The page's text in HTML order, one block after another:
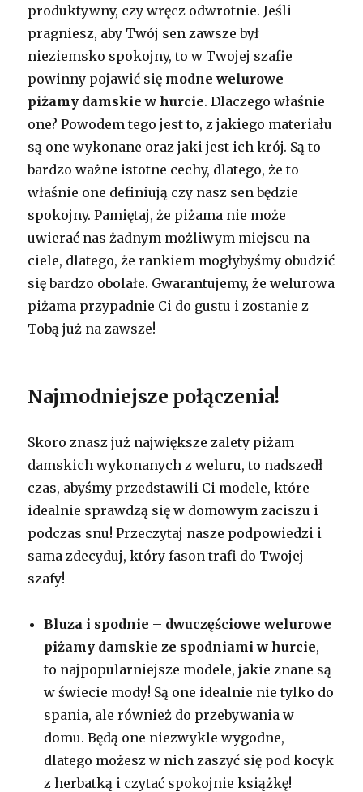
produktywny, czy wręcz odwrotnie. Jeśli
pragniesz, aby Twój sen zawsze był
nieziemsko spokojny, to w Twojej szafie
powinny pojawić się modne welurowe
piżamy damskie w hurcie. Dlaczego właśnie
one? Powodem tego jest to, z jakiego materiału
są one wykonane oraz jaki jest ich krój. Są to
bardzo ważne istotne cechy, dlatego, że to
właśnie one definiują czy nasz sen będzie
spokojny. Pamiętaj, że piżama nie może
uwierać nas żadnym możliwym miejscu na
ciele, dlatego, że rankiem mogłybyśmy obudzić
się bardzo obolałe. Gwarantujemy, że welurowa
piżama przypadnie Ci do gustu i zostanie z
Tobą już na zawsze!
Najmodniejsze połączenia!
Skoro znasz już największe zalety piżam
damskich wykonanych z weluru, to nadszedł
czas, abyśmy przedstawili Ci modele, które
idealnie sprawdzą się w domowym zaciszu i
podczas snu! Przeczytaj nasze podpowiedzi i
sama zdecyduj, który fason trafi do Twojej
szafy!
Bluza i spodnie – dwuczęściowe welurowe
piżamy damskie ze spodniami w hurcie,
to najpopularniejsze modele, jakie znane są
w świecie mody! Są one idealnie nie tylko do
spania, ale również do przebywania w
domu. Będą one niezwykle wygodne,
dlatego możesz w nich zaszyć się pod kocyk
z herbatką i czytać spokojnie książkę!